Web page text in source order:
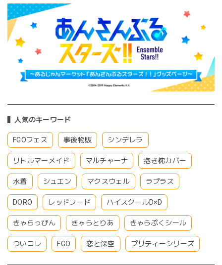
人気のキーワード
FGOフェス 事後物販 シンデレラ
リトルマーメイド マルチャーナ 抱き枕カバー
水着 シュエン マクスウェル ラプラス
DORO レッドフード ハイスクールD×D
きゃらっぴん きゃらとりあ きゃらぷくシール
ついコレ FGO 恋と深空 プリティーシリーズ